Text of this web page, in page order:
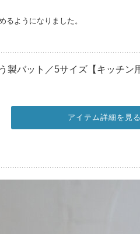
るようになりました。
製バット／5サイズ【キッチン
アイテム詳細を見る